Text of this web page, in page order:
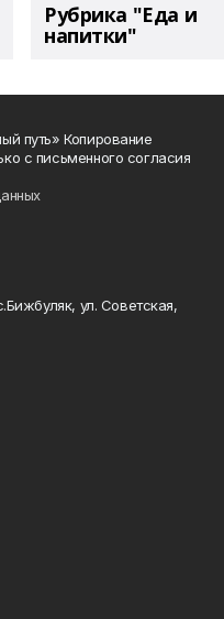
Рубрика "Еда и
напитки"
путь» Копирование
с письменного согласия
ул. Советская,